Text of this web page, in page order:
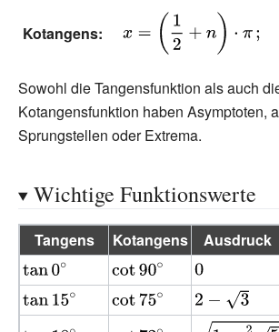
x=n\cdot \pi
\,;\quad n\in
\mathbb {Z} }
Kotangens:
{\displaystyle
x=\left({\frac {1}
\pi \,;\quad n\in
\mathbb {Z} }
Sowohl die Tangensfunktion als auch
Kotangensfunktion haben Asymptoten,
Sprungstellen oder Extrema.
Wichtige Funktionswerte
Tangens Kotangens Ausdruck
{\displaystyle
\tan 0^{\circ
}}
{\displaystyle
\cot 90^{\circ
}}
{\displaystyle
0}
{\displaystyle
{\displaystyle{\displaystyle
2-{\sqrt {3}}}